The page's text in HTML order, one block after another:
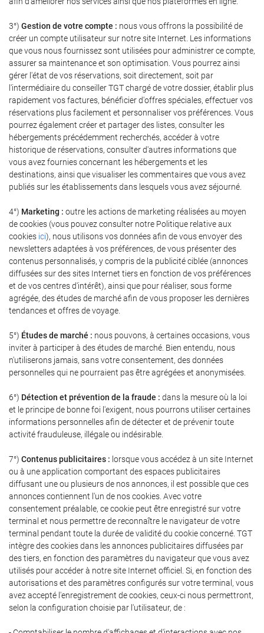
3°) Gestion de votre compte : nous vous offrons la possibilité de
créer un compte utilisateur sur notre site Internet. Les informations
que vous nous fournissez sont utilisées pour administrer ce compte,
assurer sa maintenance et son optimisation. Vous pourrez ainsi
gérer l'état de vos réservations, soit directement, soit par
l'intermédiaire du conseiller TGT chargé de votre dossier, établir plus
rapidement vos factures, bénéficier d'offres spéciales, effectuer vos
réservations plus facilement et personnaliser vos préférences. Vous
pourrez également créer et partager des listes, consulter les
hébergements précédemment recherchés, accéder à votre
historique de réservations, consulter d'autres informations que
vous avez fournies concernant les hébergements et les
destinations, ainsi que visualiser les commentaires que vous avez
publiés sur les établissements dans lesquels vous avez séjourné.
4°) Marketing : outre les actions de marketing réalisées au moyen
de cookies (vous pouvez consulter notre Politique relative aux
cookies ici), nous utilisons vos données afin de vous envoyer des
newsletters adaptées à vos préférences, de vous présenter des
contenus personnalisés, y compris de la publicité ciblée (annonces
diffusées sur des sites Internet tiers en fonction de vos préférences
et de vos centres d'intérêt), ainsi que pour réaliser, sous forme
agrégée, des études de marché afin de vous proposer les dernières
tendances et offres de voyage.
5°) Études de marché : nous pouvons, à certaines occasions, vous
inviter à participer à des études de marché. Bien entendu, nous
n'utiliserons jamais, sans votre consentement, des données
personnelles qui ne pourraient pas être agrégées et anonymisées.
6°) Détection et prévention de la fraude : dans la mesure où la loi
et le principe de bonne foi l'exigent, nous pourrons utiliser certaines
informations personnelles afin de détecter et de prévenir toute
activité frauduleuse, illégale ou indésirable.
7°) Contenus publicitaires : lorsque vous accédez à un site Internet
ou à une application comportant des espaces publicitaires
diffusant une ou plusieurs de nos annonces, il est possible que ces
annonces contiennent l'un de nos cookies. Avec votre
consentement préalable, ce cookie peut être enregistré sur votre
terminal et nous permettre de reconnaître le navigateur de votre
terminal pendant toute la durée de validité du cookie concerné. TGT
intègre des cookies dans les annonces publicitaires diffusées par
des tiers, en fonction des paramètres du navigateur que vous avez
utilisés pour accéder à notre site Internet officiel. Si, en fonction des
autorisations et des paramètres configurés sur votre terminal, vous
avez accepté l'enregistrement de cookies, ceux-ci nous permettront,
selon la configuration choisie par l'utilisateur, de :